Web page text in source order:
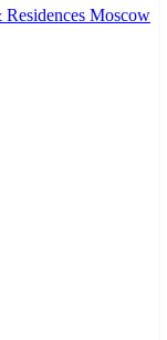
Moscow